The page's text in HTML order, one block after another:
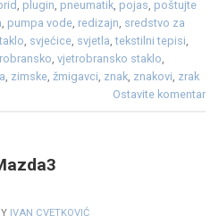
, plugin, pneumatik, pojas, poštujte
, pumpa vode, redizajn, sredstvo za
, svjećice, svjetla,tekstilni tepisi,
, vjetrobransko staklo,
, zimske, žmigavci, znak, znakovi, zrak
Ostavite komentar
IVAN CVETKOVIĆ